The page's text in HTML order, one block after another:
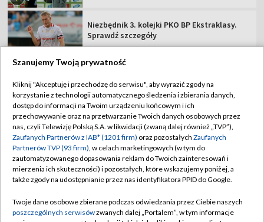
Niezbędnik 3. kolejki PKO BP Ekstraklasy.
Sprawdź szczegóły
TVP
Abonament TVP
Sklep TVP
Biuro Reklamy
Oferta Handlowa
Emisja w TVP
Regulamin TVP
Polityka prywatności
Moje zgody
Biuro reklamy
Szanujemy Twoją prywatność
Kliknij "Akceptuję i przechodzę do serwisu", aby wyrazić zgody na
korzystanie z technologii automatycznego śledzenia i zbierania danych,
dostęp do informacji na Twoim urządzeniu końcowym i ich
przechowywanie oraz na przetwarzanie Twoich danych osobowych przez
nas, czyli Telewizję Polską S.A. w likwidacji (zwaną dalej również „TVP”),
Zaufanych Partnerów z IAB* (1201 firm) oraz pozostałych Zaufanych
Partnerów TVP (93 firm), w celach marketingowych (w tym do
zautomatyzowanego dopasowania reklam do Twoich zainteresowań i
mierzenia ich skuteczności) i pozostałych, które wskazujemy poniżej, a
także zgody na udostępnianie przez nas identyfikatora PPID do Google.
Twoje dane osobowe zbierane podczas odwiedzania przez Ciebie naszych
poszczególnych serwisówzwanych dalej „Portalem”, w tym informacje